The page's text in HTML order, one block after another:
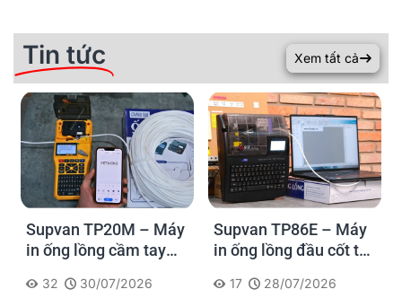
Tin tức Xem tất cả
Supvan TP20M – Máy
in ống lồng cầm tay
đánh dấu ngay tại
32
30/07/2026
Supvan TP86E – Máy
in ống lồng đầu cốt tốc
bảng điện & nhà máy
17
28/07/2026